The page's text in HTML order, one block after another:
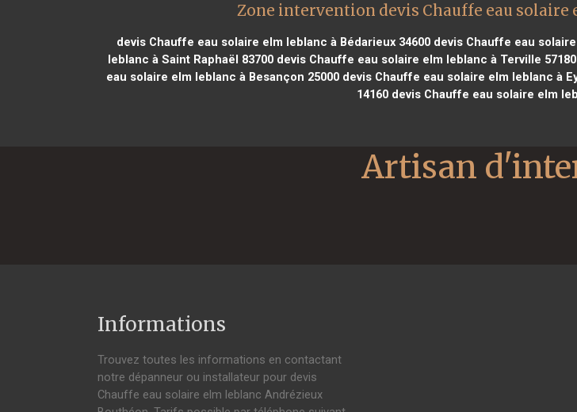
Zone intervention devis Chauffe eau
devis Chauffe eau solaire elm leblanc à Bédarieux 34600 devis Chauffe eau
leblanc à Saint Raphaël 83700 devis Chauffe eau solaire elm leblanc à Terville 57180
eau solaire elm leblanc à Besançon 25000devis Chauffe eau solaire elm leblanc à
14160 devis Chauffe eau solaire elm
Informations
Trouvez toutes les informations en contactant
notre dépanneur ou installateur pour devis
Chauffe eau solaire elm leblanc Andrézieux
Artisan